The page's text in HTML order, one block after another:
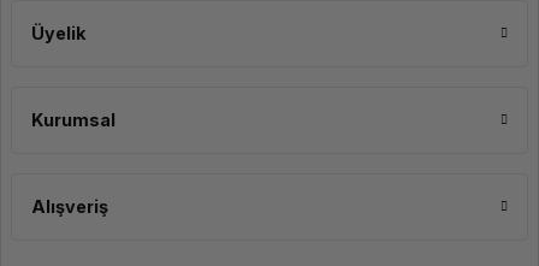
Üyelik
Kurumsal
Alışveriş